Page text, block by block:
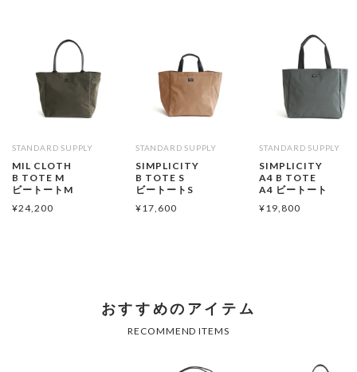
STANDARD SUPPLY
MIL CLOTH
B TOTE M
ビートートM
¥24,200
STANDARD SUPPLY
SIMPLICITY
B TOTE S
ビートートS
¥17,600
STANDARD SUPPLY
SIMPLICITY
A4 B TOTE
A4 ビートート
¥19,800